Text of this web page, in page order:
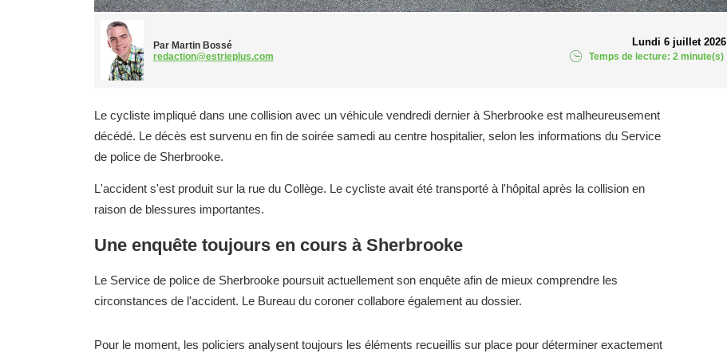
Par Martin Bossé
redaction@estrieplus.com
Lundi 6 juillet 2026
Temps de lecture: 2 minute(s)
Le cycliste impliqué dans une collision avec un véhicule vendredi dernier à Sherbrooke est malheureusement
décédé. Le décès est survenu en fin de soirée samedi au centre hospitalier, selon les informations du Service
de police de Sherbrooke.
L'accident s'est produit sur la rue du Collège. Le cycliste avait été transporté à l'hôpital après la collision en
raison de blessures importantes.
Une enquête toujours en cours à Sherbrooke
Le Service de police de Sherbrooke poursuit actuellement son enquête afin de mieux comprendre les
circonstances de l'accident. Le Bureau du coroner collabore également au dossier.
Pour le moment, les policiers analysent toujours les éléments recueillis sur place pour déterminer exactement